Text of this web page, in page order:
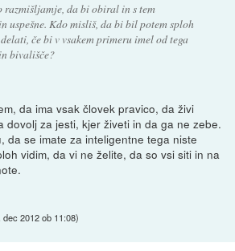
da bi obiral in s tem
uspešne. Kdo misliš, da bi bil potem sploh
če bi v vsakem primeru imel od tega
bivališče?
da ima vsak človek pravico, da živi
dovolj za jesti, kjer živeti in da ga ne zebe.
da se imate za inteligentne tega niste
vidim, da vi ne želite, da so vsi siti in na
dec 2012 ob 11:08)